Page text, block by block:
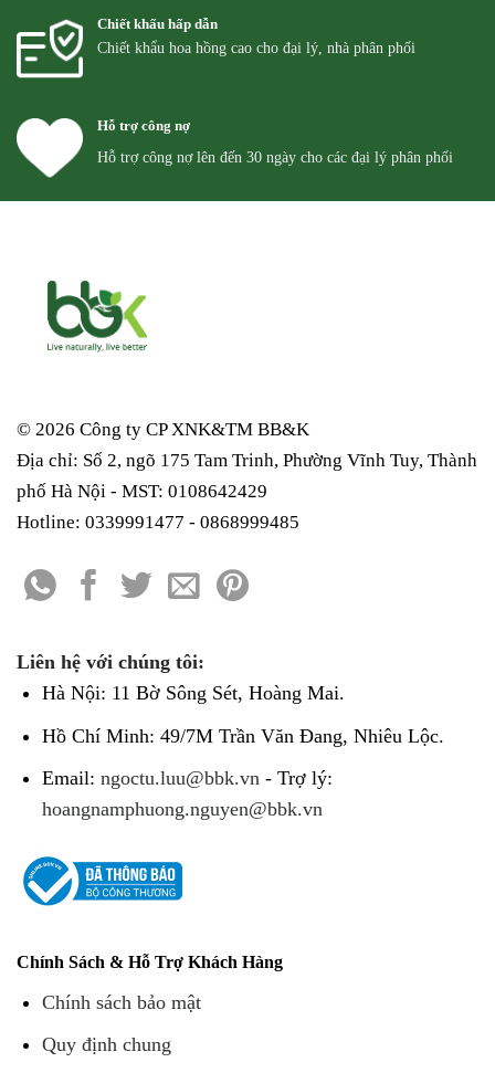
Chiết khấu hấp dẫn
Chiết khẩu hoa hồng cao cho đại lý, nhà phân phối
Hỗ trợ công nợ
Hỗ trợ công nợ lên đến 30 ngày cho các đại lý phân phối
© 2026 Công ty CP XNK&TM BB&K
Địa chỉ: Số 2, ngõ 175 Tam Trinh, Phường Vĩnh Tuy, Thành
phố Hà Nội - MST: 0108642429
Hotline: 0339991477 - 0868999485
Liên hệ với chúng tôi:
Hà Nội: 11 Bờ Sông Sét, Hoàng Mai.
Hồ Chí Minh: 49/7M Trần Văn Đang, Nhiêu Lộc.
Email: ngoctu.luu@bbk.vn- Trợ lý:
hoangnamphuong.nguyen@bbk.vn
Chính Sách & Hỗ Trợ Khách Hàng
Chính sách bảo mật
Quy định chung